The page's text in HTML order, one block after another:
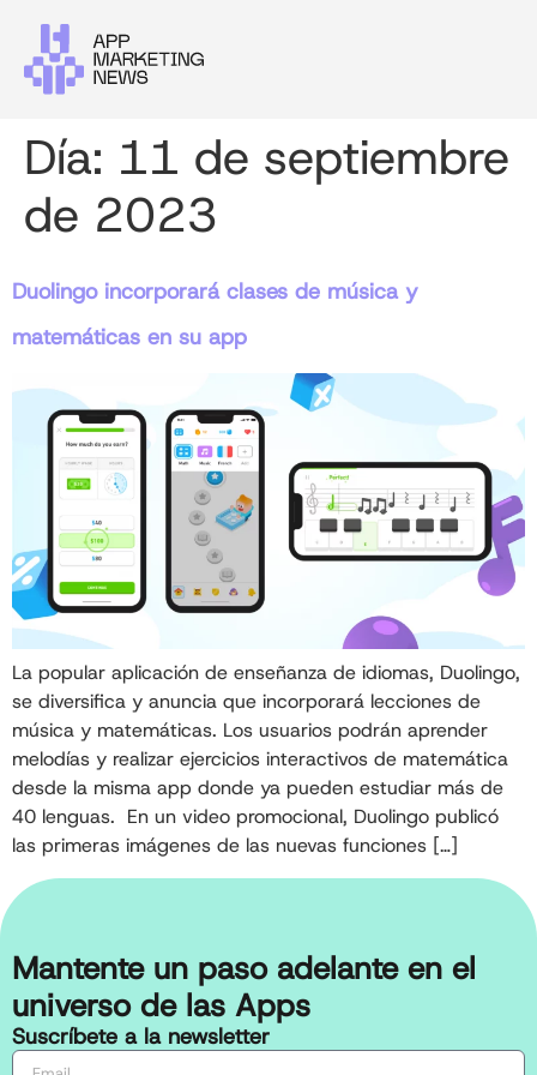
Día: 11 de septiembre
de 2023
Duolingo incorporará clases de música y
matemáticas en su app
La popular aplicación de enseñanza de idiomas, Duolingo,
se diversifica y anuncia que incorporará lecciones de
música y matemáticas. Los usuarios podrán aprender
melodías y realizar ejercicios interactivos de matemática
desde la misma app donde ya pueden estudiar más de
40 lenguas. En un video promocional, Duolingo publicó
las primeras imágenes de las nuevas funciones […]
Mantente un paso adelante en el
universo de las Apps
Suscríbete a la newsletter